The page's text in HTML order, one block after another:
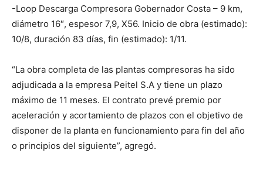
-Loop Descarga Compresora Gobernador Costa – 9 km,
diámetro 16″, espesor 7,9, X56. Inicio de obra (estimado):
10/8, duración 83 días, fin (estimado): 1/11.
“La obra completa de las plantas compresoras ha sido
adjudicada a la empresa Peitel S.A y tiene un plazo
máximo de 11 meses. El contrato prevé premio por
aceleración y acortamiento de plazos con el objetivo de
disponer de la planta en funcionamiento para fin del año
o principios del siguiente”, agregó.